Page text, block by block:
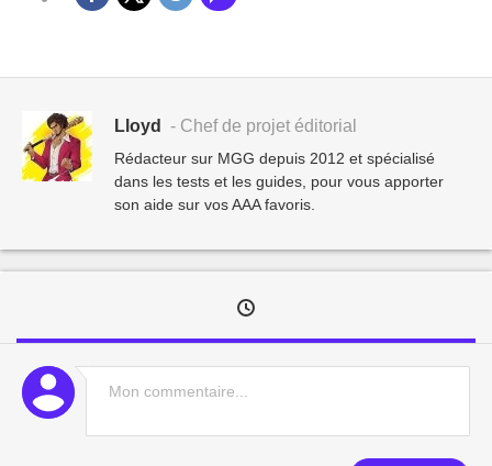
Lloyd - Chef de projet éditorial
Rédacteur sur MGG depuis 2012 et spécialisé
dans les tests et les guides, pour vous apporter
son aide sur vos AAA favoris.